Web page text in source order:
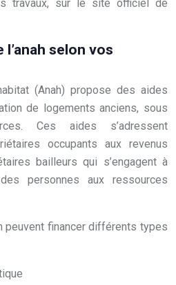
travaux, sur le site officiel de
selon vos
(Anah) propose des aides
de logements anciens, sous
Ces aides s’adressent
occupants aux revenus
bailleurs qui s’engagent à
personnes aux ressources
peuvent financer différents types